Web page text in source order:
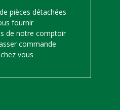
pièces détachées
fournir
de notre comptoir
commande
vous